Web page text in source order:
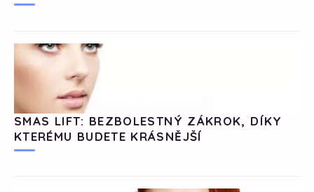
SMAS LIFT: BEZBOLESTNÝ ZÁKROK, DÍKY
KTERÉMU BUDETE KRÁSNĚJŠÍ